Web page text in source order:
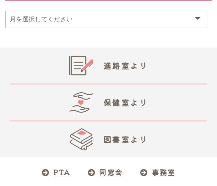
進路室より
保健室より
図書室より
PTA 同窓会 事務室